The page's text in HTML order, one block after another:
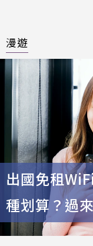
漫遊
出國免租
種划算？過
用它